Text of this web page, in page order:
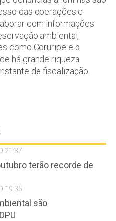
das operações e
com informações
ambiental,
como Coruripe e o
há grande riqueza
de fiscalização.
21:37
terão recorde de
19:35
são